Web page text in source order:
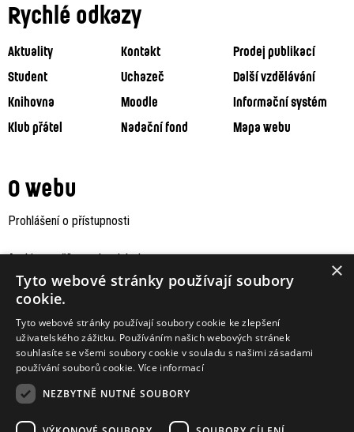
Rychlé odkazy
Aktuality Kontakt
Prodej publikací
Student
Uchazeč
Další vzdělávání
Knihovna
Moodle
Informační systém
Klub přátel
Nadační fond Mapa webu
O webu
Prohlášení o přístupnosti
Archiv staršího webu Jaboku ×
Tyto webové stránky používají soubory
cookie.
Tyto webové stránky používají soubory cookie ke zlepšení
uživatelského zážitku. Používáním našich webových stránek
souhlasíte se všemi soubory cookie v souladu s našimi zásadami
používání souborů cookie. Více informací
NEZBYTNĚ NUTNÉ SOUBORY